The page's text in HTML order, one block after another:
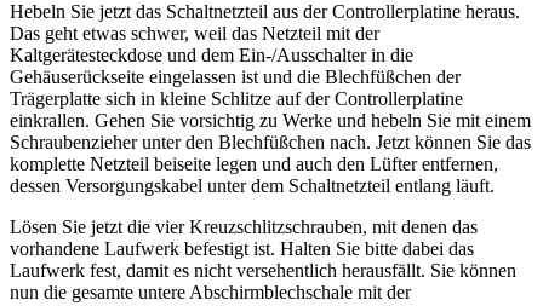
Hebeln Sie jetzt das Schaltnetzteil aus der Controllerplatine heraus.
Das geht etwas schwer, weil das Netzteil mit der
Kaltgerätesteckdose und dem Ein-/Ausschalter in die
Gehäuserückseite eingelassen ist und die Blechfüßchen der
Trägerplatte sich in kleine Schlitze auf der Controllerplatine
einkrallen. Gehen Sie vorsichtig zu Werke und hebeln Sie mit einem
Schraubenzieher unter den Blechfüßchen nach. Jetzt können Sie das
komplette Netzteil beiseite legen und auch den Lüfter entfernen,
dessen Versorgungskabel unter dem Schaltnetzteil entlang läuft.
Lösen Sie jetzt die vier Kreuzschlitzschrauben, mit denen das
vorhandene Laufwerk befestigt ist. Halten Sie bitte dabei das
Laufwerk fest, damit es nicht versehentlich herausfällt. Sie können
nun die gesamte untere Abschirmblechschale mit der